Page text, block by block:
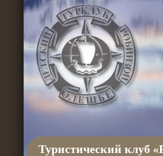
Туристический клуб